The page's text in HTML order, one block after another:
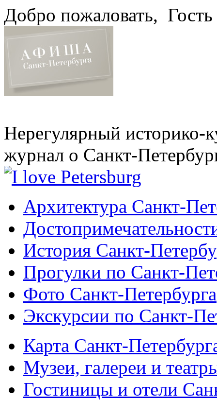
Добро пожаловать, Гость
Нерегулярный историко-
журнал о Санкт-
Архитектура Санкт-
История Санкт-
Прогулки по Санкт-
Фото Санкт-Петербурга
Экскурсии по Санкт-
Карта Санкт-
Музеи, галереи и
Гостиницы и отели